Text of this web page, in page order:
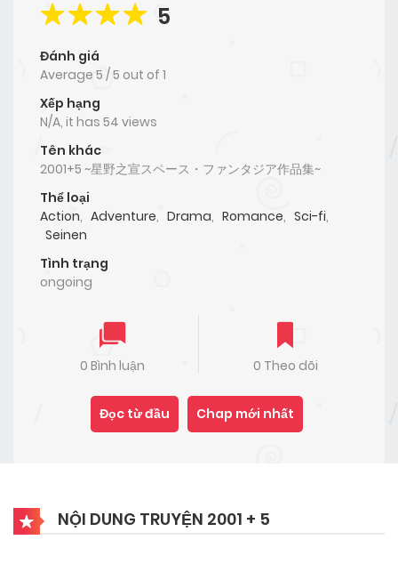
5
Đánh giá
Average 5 /5 out of 1
Xếp hạng
N/A, it has 54 views
Tên khác
2001+5 ~星野之宣スペース・ファンタジア作品集~
Thể loại
Action, Adventure, Drama, Romance, Sci-fi,
Seinen
Tình trạng
ongoing
0 Bình luận 0 Theo dõi
Đọc từ đầu Chap mới nhất
NỘI DUNG TRUYỆN 2001 + 5